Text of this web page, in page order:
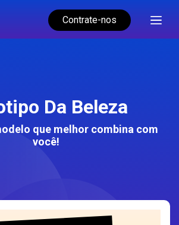
Contrate-nos
Da Beleza
que melhor combina com
você!